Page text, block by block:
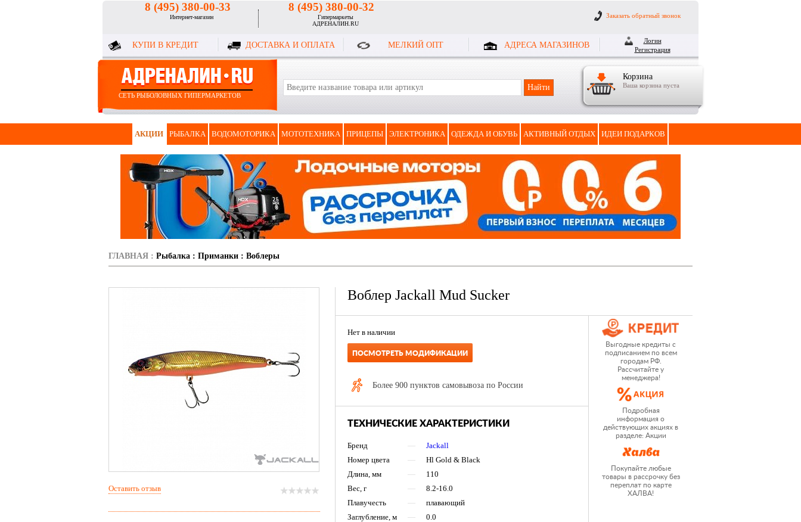
8 (495) 380-00-33
Интернет-магазин
8 (495) 380-00-32
Гипермаркеты
АДРЕНАЛИН.RU
Заказать обратный звонок
КУПИ В КРЕДИТ ДОСТАВКА И ОПЛАТА МЕЛКИЙ ОПТ АДРЕСА МАГАЗИНОВ
Логин
Регистрация
Корзина
Ваша корзина пуста
СЕТЬ РЫБОЛОВНЫХ ГИПЕРМАРКЕТОВ
АКЦИИ РЫБАЛКА ВОДОМОТОРИКА МОТОТЕХНИКА ПРИЦЕПЫ ЭЛЕКТРОНИКА ОДЕЖДА И ОБУВЬ АКТИВНЫЙ ОТДЫХ ИДЕИ ПОДАРКОВ
ГЛАВНАЯ : Рыбалка : Приманки : Воблеры
Воблер Jackall Mud Sucker
Нет в наличии
ПОСМОТРЕТЬ МОДИФИКАЦИИ
Более 900 пунктов самовывоза по России
ТЕХНИЧЕСКИЕ ХАРАКТЕРИСТИКИ
Бренд —
Jackall
Номер цвета
—
Hl Gold & Black
Длина, мм
—
110
Вес, г
—
8.2-16.0
Плавучесть
—
плавающий
Заглубление, м
— 0.0
Выгодные кредиты с
подписанием по всем
городам РФ.
Рассчитайте у
менеджера!
Подробная
информация о
действующих акциях в
разделе: Акции
Покупайте любые
товары в рассрочку без
переплат по карте
ХАЛВА!
Оставить отзыв